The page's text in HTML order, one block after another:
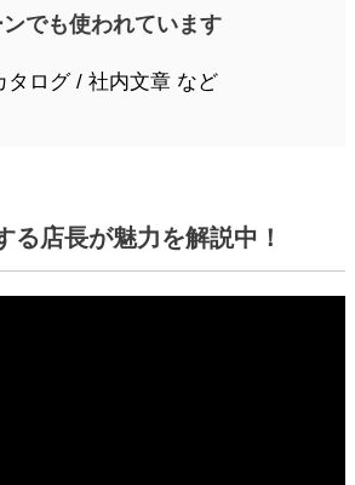
でも使われています
タログ / 社内文章 など
る店長が魅力を解説中！